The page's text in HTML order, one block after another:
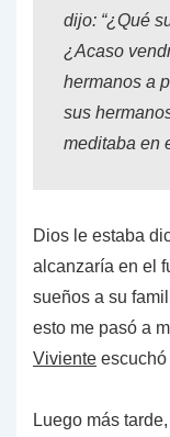
dijo: “¿Qué
¿Acaso
hermanos a
sus
meditaba en
Dios le estaba
alcanzaría en el
sueños a su
esto me pasó a
Viviente escuchó
Luego más